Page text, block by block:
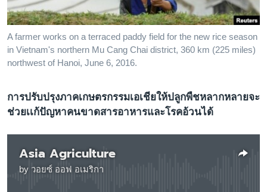
ติดตามเรา
A farmer works on a terraced paddy field for the new rice season
in Vietnam's northern Mu Cang Chai district, 360 km (225 miles)
northwest of Hanoi, June 6, 2016.
การปรับปรุงภาคเกษตรกรรมเอเชียให้ปลูกพืชหลากหลายจะ
ช่วยเเก้ปัญหาคนขาดสารอาหารและโรคอ้วนได้
Asia Agriculture
by วอยซ์ ออฟ อเมริกา
No media source currently available